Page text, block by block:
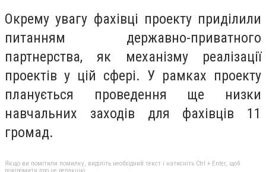
Окрему увагу фахівці проекту приділили
питанням державно-приватного
партнерства, як механізму реалізації
проектів у цій сфері. У рамках проекту
планується проведення ще низки
навчальних заходів для фахівців 11
громад.
Якщо ви помітили помилку, виділіть необхідний текст і натисніть Ctrl + Enter, щоб